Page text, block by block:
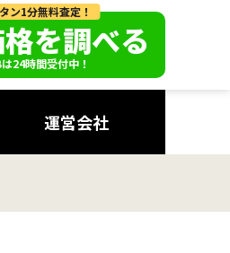
ン1分無料査定！
を調べる
24時間受付中！
運営会社